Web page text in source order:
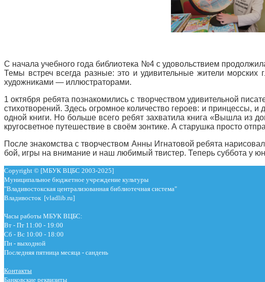
С начала учебного года библиотека №4 с удовольствием
Темы встреч всегда разные: это и удивительные жители
художниками — иллюстраторами.
1 октября ребята познакомились с творчеством удивительной
стихотворений. Здесь огромное количество героев: и
одной книги. Но больше всего ребят захватила книга «Вышла из
кругосветное путешествие в своём зонтике. А старушка просто
После знакомства с творчеством Анны Игнатовой ребята
бой, игры на внимание и наш любимый твистер. Теперь суббота у
Copyright © [МБУК ВЦБС 2003-2025]
Муниципальное бюджетное учреждение культуры
"Владивостокская централизованная библиотечная система"
Владивосток [vladlib.ru]
Часы работы МБУК ВЦБС:
Вт - Пт 11:00 - 19:00
Сб - Вс 10:00 - 18:00
Пн - выходной
Последняя пятница месяца - сандень
Контакты
Банковские реквизиты